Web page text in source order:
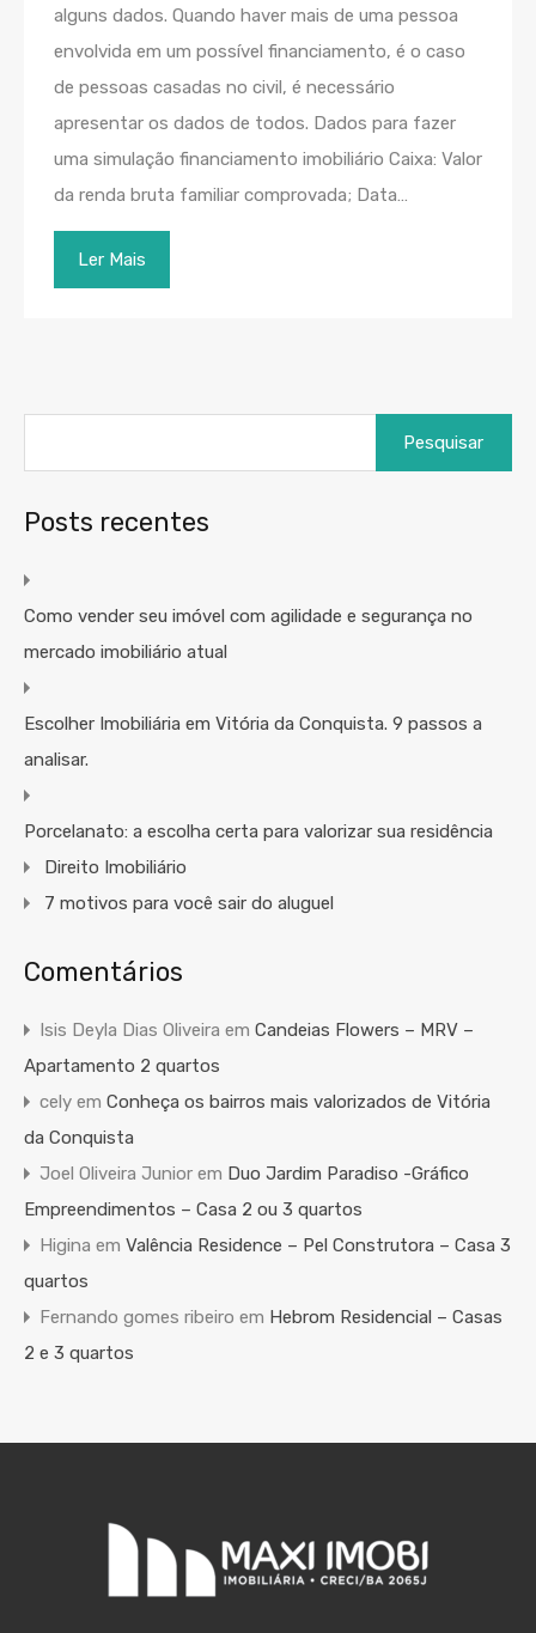
alguns dados. Quando haver mais de uma pessoa
envolvida em um possível financiamento, é o caso
de pessoas casadas no civil, é necessário
apresentar os dados de todos. Dados para fazer
uma simulação financiamento imobiliário Caixa: Valor
da renda bruta familiar comprovada; Data…
Ler Mais
Posts recentes
Como vender seu imóvel com agilidade e segurança no
mercado imobiliário atual
Escolher Imobiliária em Vitória da Conquista. 9 passos a
analisar.
Porcelanato: a escolha certa para valorizar sua residência
Direito Imobiliário
7 motivos para você sair do aluguel
Comentários
Isis Deyla Dias Oliveira em Candeias Flowers – MRV –
Apartamento 2 quartos
cely em Conheça os bairros mais valorizados de Vitória
da Conquista
Joel Oliveira Junior em Duo Jardim Paradiso -Gráfico
Empreendimentos – Casa 2 ou 3 quartos
Higina em Valência Residence – Pel Construtora – Casa 3
quartos
Fernando gomes ribeiro em Hebrom Residencial – Casas
2 e 3 quartos